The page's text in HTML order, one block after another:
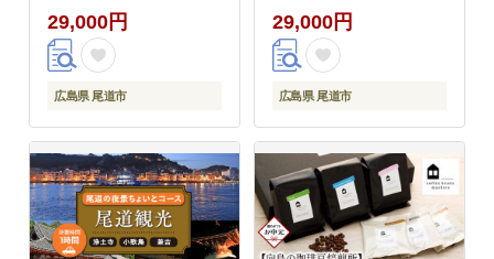
29,000円
広島県 尾道市
29,000円
広島県 尾道市